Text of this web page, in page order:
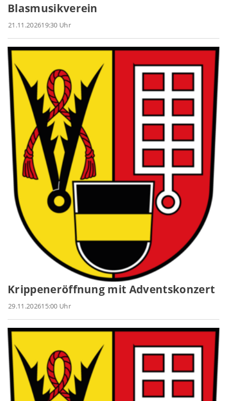
Blasmusikverein
21.11.202619:30 Uhr
Krippeneröffnung mit Adventskonzert
29.11.202615:00 Uhr